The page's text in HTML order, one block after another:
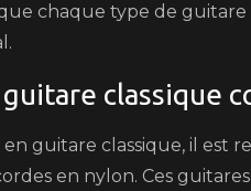
chaque type de guitare
classique
guitare classique, il est
en nylon. Ces